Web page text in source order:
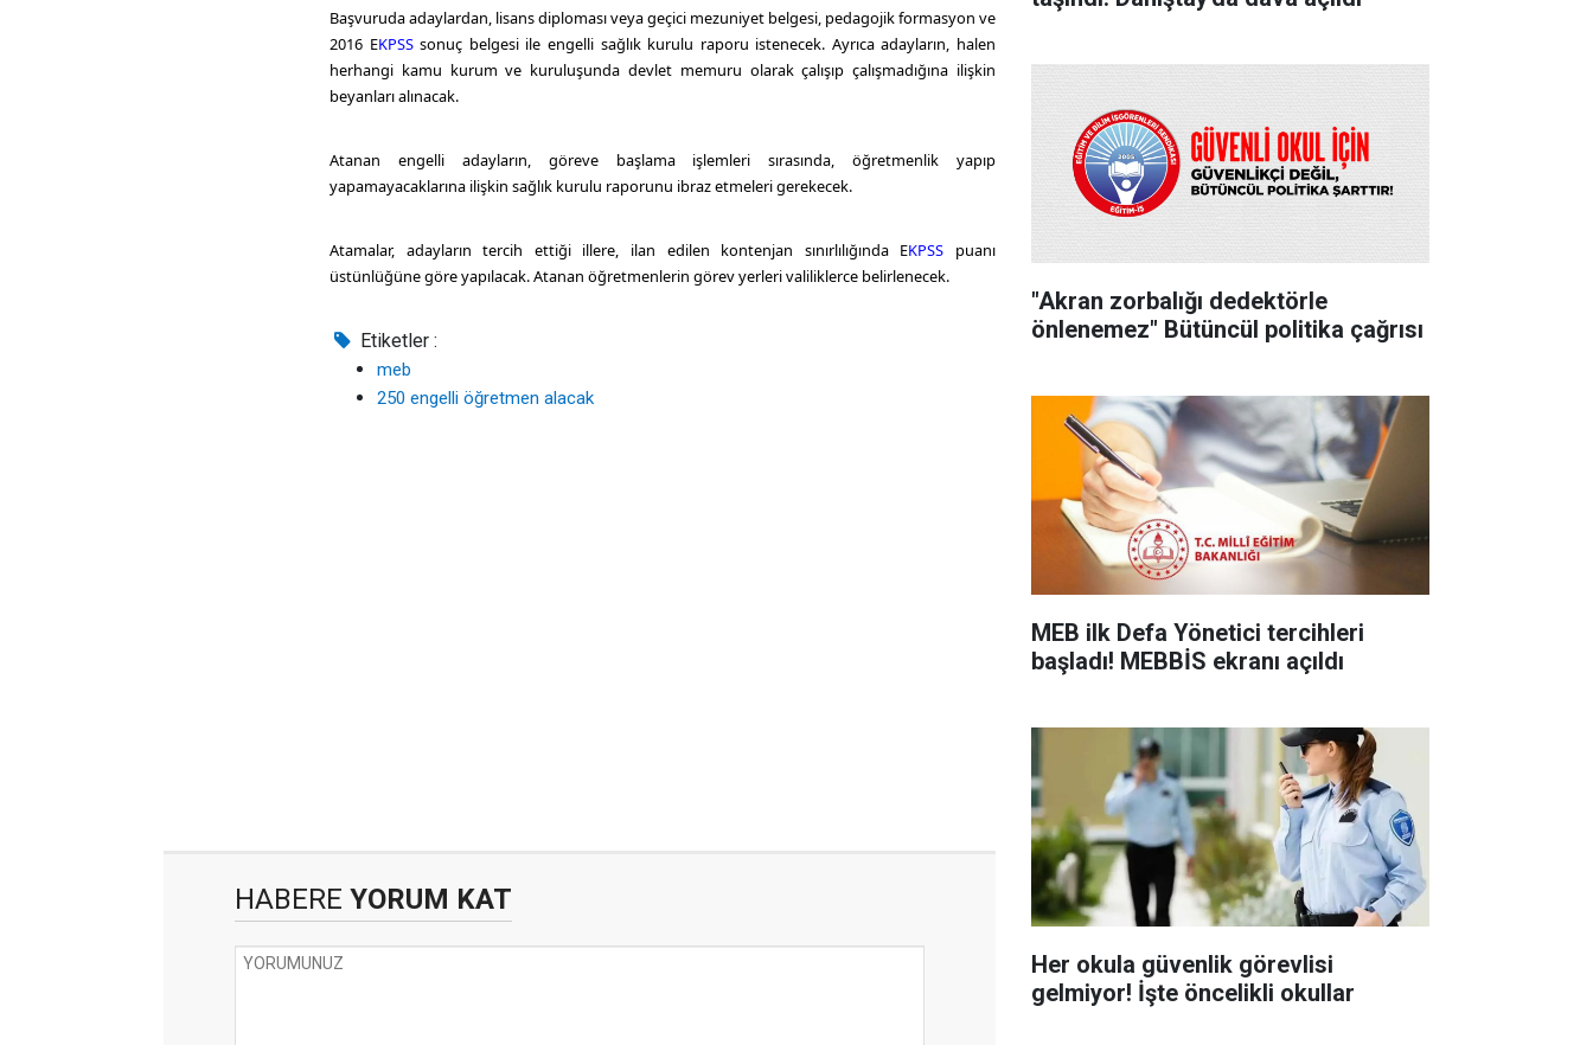
Başvuruda adaylardan, lisans diploması veya geçici mezuniyet belgesi, pedagojik formasyon ve
2016 EKPSSsonuç belgesi ile engelli sağlık kurulu raporu istenecek. Ayrıca adayların, halen
herhangi kamu kurum ve kuruluşunda devlet memuru olarak çalışıp çalışmadığına ilişkin
beyanları alınacak.
Atanan engelli adayların, göreve başlama işlemleri sırasında, öğretmenlik yapıp
yapamayacaklarına ilişkin sağlık kurulu raporunu ibraz etmeleri gerekecek.
Atamalar, adayların tercih ettiği illere, ilan edilen kontenjan sınırlılığında EKPSS puanı
üstünlüğüne göre yapılacak. Atanan öğretmenlerin görev yerleri valiliklerce belirlenecek.
Etiketler :
meb
250 engelli öğretmen alacak
HABERE YORUM KAT
"Akran zorbalığı dedektörle
önlenemez" Bütüncül politika çağrısı
MEB ilk Defa Yönetici tercihleri
başladı! MEBBİS ekranı açıldı
Her okula güvenlik görevlisi
gelmiyor! İşte öncelikli okullar